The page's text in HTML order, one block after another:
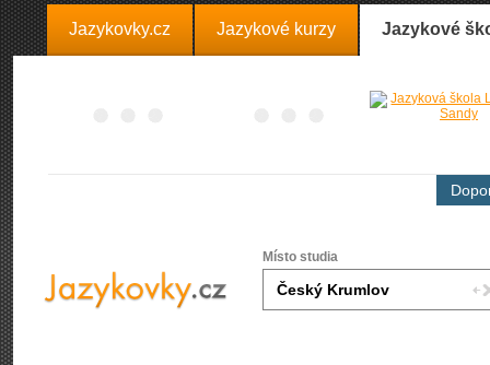
Jazykovky.cz Jazykové kurzy Jazykové
Místo studia